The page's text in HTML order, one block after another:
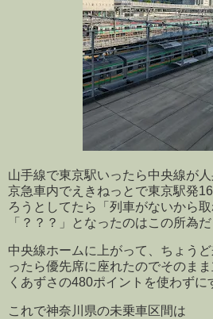
山手線で東京駅いったら中央線が人
京急車内でえきねっとで東京駅発
ろうとしてたら「列車がないから
「？？？」となったのはこの所為だ
中央線ホームに上がって、ちょう
ったら優先席に座れたのでそのま
くあずさの480ポイントを使わずに
これで神奈川県の未乗車区間は